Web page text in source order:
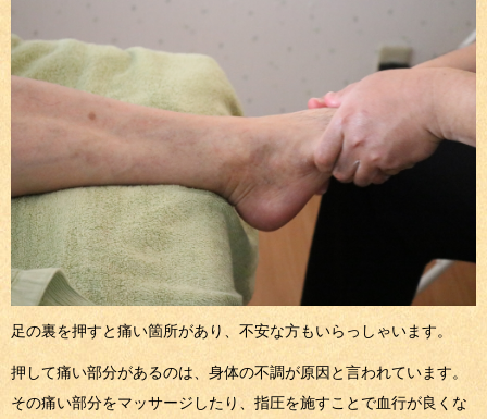
足の裏を押すと痛い箇所があり、不安な方もいらっしゃいます。
押して痛い部分があるのは、身体の不調が原因と言われています。
その痛い部分をマッサージしたり、指圧を施すことで血行が良くな